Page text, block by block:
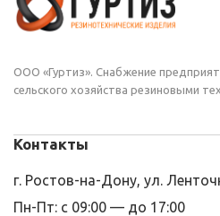
ООО «Гуртиз». Снабжение
сельского хозяйства резиновыми
Контакты
г. Ростов-на-Дону, ул.
Пн-Пт: с 09:00 — до 17:00